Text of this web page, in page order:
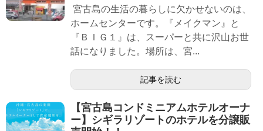
宮古島の生活の暮らしに欠かせないのは、
ホームセンターです。『メイクマン』と
『ＢＩＧ１』は、スーパーと共に沢山お世
話になりました。場所は、宮...
記事を読む
【宮古島コンドミニアムホテルオーナ
ー】シギラリゾートのホテルを分譲販